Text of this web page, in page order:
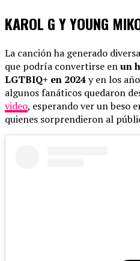
KAROL G Y YOUNG
La canción ha generado
que podría convertirse enun
LGTBIQ+ en 2024y en los
algunos fanáticos quedaron
video, esperando ver un beso
quienes sorprendieron al